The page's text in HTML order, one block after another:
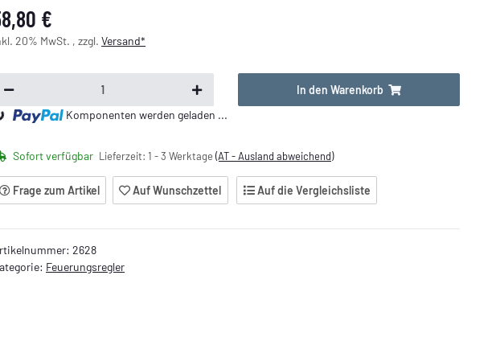
€
20% MwSt. , zzgl. Versand*
In den Warenkorb
Komponenten werden geladen ...
Sofort verfügbar Lieferzeit: 1 - 3 Werktage (AT - Ausland abweichend)
Frage zum Artikel Auf Wunschzettel Auf die Vergleichsliste
2628
Feuerungsregler